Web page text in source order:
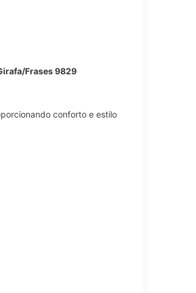
Frases 9829
conforto e estilo